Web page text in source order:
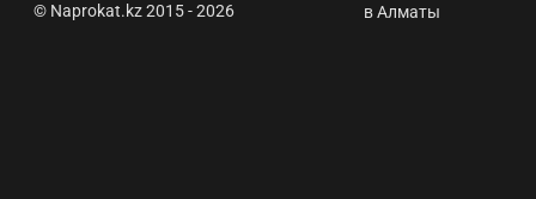
© Naprokat.kz 2015 - 2026
新聞和實用資в Алматы